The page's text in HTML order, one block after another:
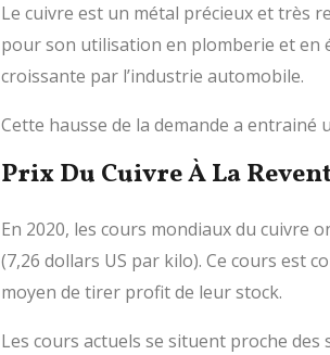
Le cuivre est un métal précieux et très
pour son utilisation en plomberie et en
croissante par l’industrie automobile.
Cette hausse de la demande a entrainé
Prix Du Cuivre À La
En 2020, les cours mondiaux du cuivre
(7,26 dollars US par kilo). Ce cours est
moyen de tirer profit de leur stock.
Les cours actuels se situent proche